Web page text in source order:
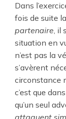
Dans
fois de suite
partenaire, il
situation en
n’est pas la
s’avèrent
circonstance
c’est que
qu’un seul